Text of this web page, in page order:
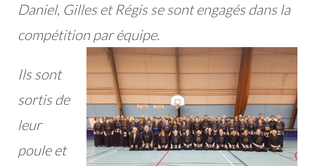
Daniel, Gilles et Régis se sont engagés dans la
compétition paréquipe.
Ils sont
sortisde
leur
poule et